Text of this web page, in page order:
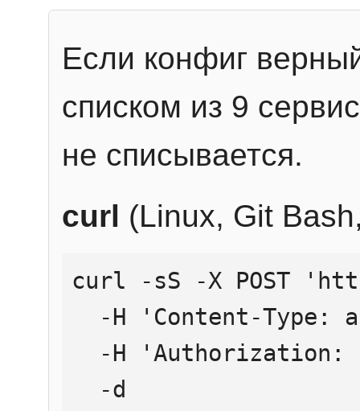
Если конфиг
списком из 9
не списывается.
curl (Linux, Git
curl -sS -X POST